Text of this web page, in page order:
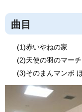
曲目
(1)赤いやねの家
(2)天使の羽のマーチ
(3)そのまんマンボ